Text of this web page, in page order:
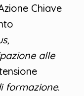
Chiave
,
alle
formazione.